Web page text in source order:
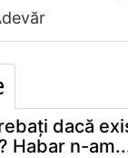
dacă
Habar n-